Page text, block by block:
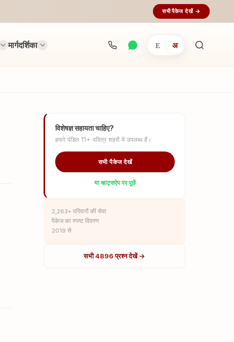
सभी पैकेज देखें →
मार्गदर्शिका E अ
अनुष्ठान
विशेषज्ञ सहायता चाहिए?
हमारे पंडित 11+ पवित्र शहरों में उपलब्ध हैं।
सभी पैकेज देखें
या व्हाट्सऐप पर पूछें
2,263+ परिवारों की सेवा
पैकेज का स्पष्ट विवरण
2019 से
सभी 4896 प्रश्न देखें →